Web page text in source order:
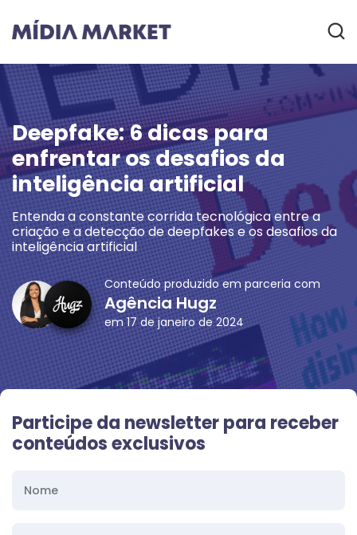
Deepfake: 6 dicas para
enfrentar os desafios da
inteligência artificial
Entenda a constante corrida tecnológica entre a
criação e a detecção de deepfakes e os desafios da
inteligência artificial
Conteúdo produzido em parceria com
Agência Hugz
em 17 de janeiro de 2024
Participe da newsletter para receber
conteúdos exclusivos